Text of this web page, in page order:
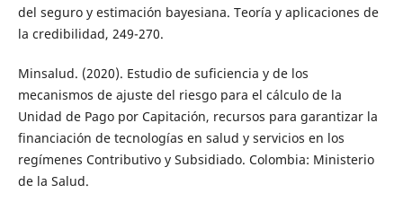
del seguro y estimación bayesiana. Teoría y aplicaciones de
la credibilidad, 249-270.
Minsalud. (2020). Estudio de suficiencia y de los
mecanismos de ajuste del riesgo para el cálculo de la
Unidad de Pago por Capitación, recursos para garantizar la
financiación de tecnologías en salud y servicios en los
regímenes Contributivo y Subsidiado. Colombia: Ministerio
de la Salud.